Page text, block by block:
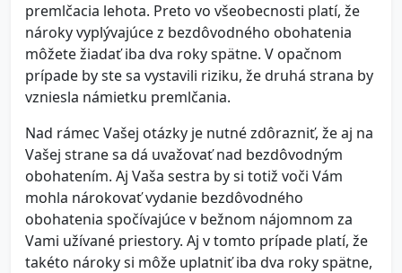
premlčacia lehota. Preto vo všeobecnosti platí, že
nároky vyplývajúce z bezdôvodného obohatenia
môžete žiadať iba dva roky spätne. V opačnom
prípade by ste sa vystavili riziku, že druhá strana by
vzniesla námietku premlčania.
Nad rámec Vašej otázky je nutné zdôrazniť, že aj na
Vašej strane sa dá uvažovať nad bezdôvodným
obohatením. Aj Vaša sestra by si totiž voči Vám
mohla nárokovať vydanie bezdôvodného
obohatenia spočívajúce v bežnom nájomnom za
Vami užívané priestory. Aj v tomto prípade platí, že
takéto nároky si môže uplatniť iba dva roky spätne,